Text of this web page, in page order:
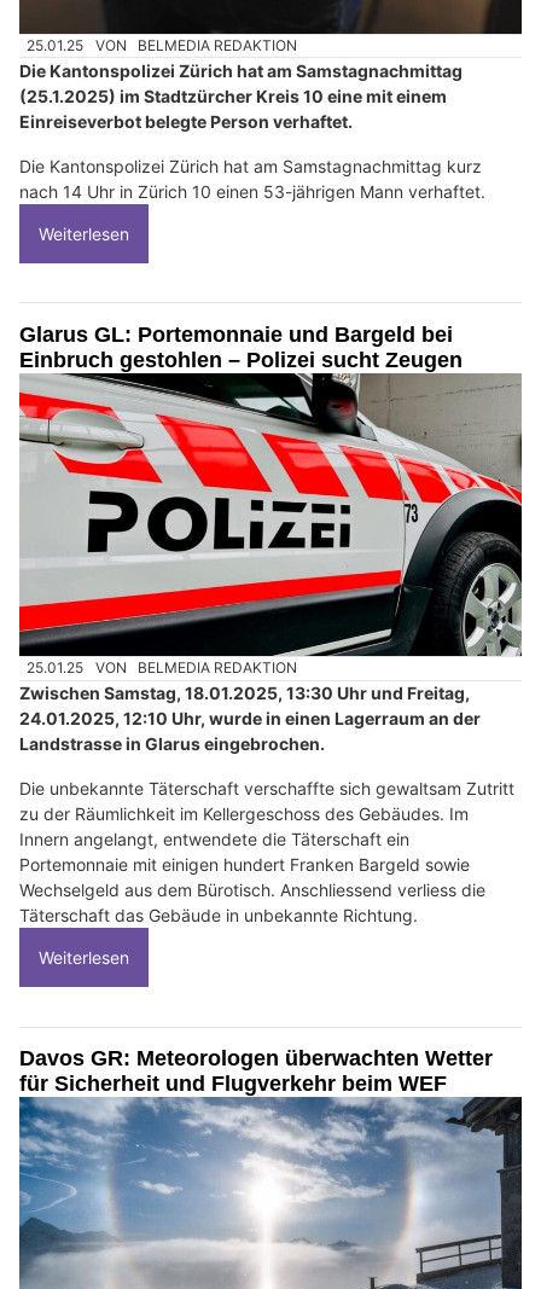
25.01.25 VON BELMEDIA REDAKTION
Die Kantonspolizei Zürich hat am Samstagnachmittag
(25.1.2025) im Stadtzürcher Kreis 10 eine mit einem
Einreiseverbot belegte Person verhaftet.
Die Kantonspolizei Zürich hat am Samstagnachmittag kurz
nach 14 Uhr in Zürich 10 einen 53-jährigen Mann verhaftet.
Weiterlesen
Glarus GL: Portemonnaie und Bargeld bei
Einbruch gestohlen – Polizei sucht Zeugen
25.01.25 VON BELMEDIA REDAKTION
Zwischen Samstag, 18.01.2025, 13:30 Uhr und Freitag,
24.01.2025, 12:10 Uhr, wurde in einen Lagerraum an der
Landstrasse in Glarus eingebrochen.
Die unbekannte Täterschaft verschaffte sich gewaltsam Zutritt
zu der Räumlichkeit im Kellergeschoss des Gebäudes. Im
Innern angelangt, entwendete die Täterschaft ein
Portemonnaie mit einigen hundert Franken Bargeld sowie
Wechselgeld aus dem Bürotisch. Anschliessend verliess die
Täterschaft das Gebäude in unbekannte Richtung.
Weiterlesen
Davos GR: Meteorologen überwachten Wetter
für Sicherheit und Flugverkehr beim WEF